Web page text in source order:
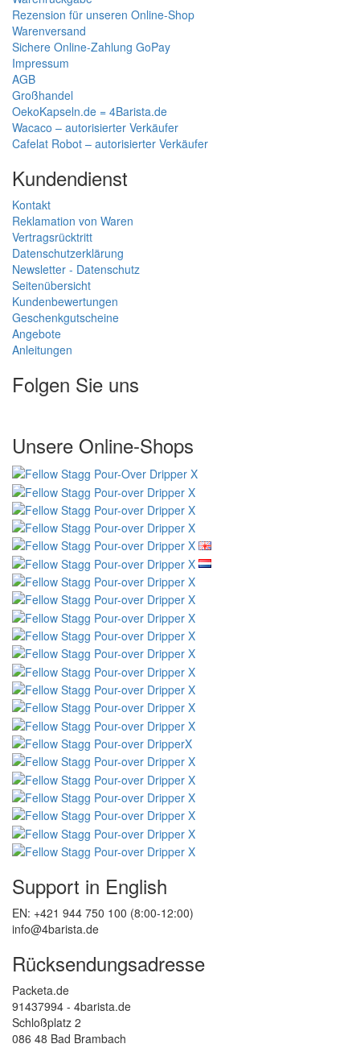
Rezension für unseren Online-Shop
Warenversand
Sichere Online-Zahlung GoPay
Impressum
AGB
Großhandel
OekoKapseln.de = 4Barista.de
Wacaco – autorisierter Verkäufer
Cafelat Robot – autorisierter Verkäufer
Kundendienst
Kontakt
Reklamation von Waren
Vertragsrücktritt
Datenschutzerklärung
Newsletter - Datenschutz
Seitenübersicht
Kundenbewertungen
Geschenkgutscheine
Angebote
Anleitungen
Folgen Sie uns
Unsere Online-Shops
Support in English
EN: +421 944 750 100 (8:00-12:00)
info@4barista.de
Rücksendungsadresse
Packeta.de
91437994 - 4barista.de
Schloßplatz 2
086 48 Bad Brambach